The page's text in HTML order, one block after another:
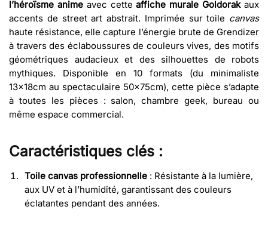
l’héroïsme animeavec cetteaffiche murale Goldorakaux
accents de street art abstrait. Imprimée sur toile canvas
haute résistance, elle capture l’énergie brute de Grendizer
à travers des éclaboussures de couleurs vives, des motifs
géométriques audacieux et des silhouettes de robots
mythiques. Disponible en 10 formats (du minimaliste
13x18cm au spectaculaire 50x75cm), cette pièce s’adapte
à toutes les pièces : salon, chambre geek, bureau ou
même espace commercial.
Caractéristiques clés :
Toile canvas professionnelle : Résistante à la lumière,
aux UV et à l’humidité, garantissant des couleurs
éclatantes pendant des années.